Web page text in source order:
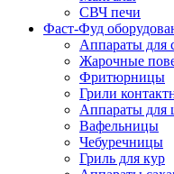
СВЧ печи
Фаст-Фуд
Аппараты для
Жарочные
Фритюрницы
Грили
Аппараты для
Вафельницы
Чебуречницы
Гриль для кур